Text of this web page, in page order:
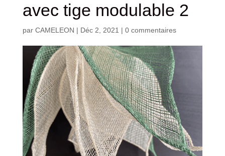
avec tige modulable 2
par CAMELEON | Déc 2, 2021 | 0 commentaires